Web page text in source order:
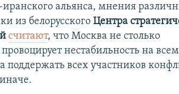
иранского альянса, мнения
из белорусскогоЦентра
считают, что Москва не столько
нестабильность на
поддержать всех участников